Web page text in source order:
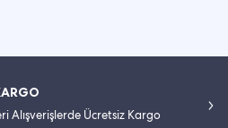
Alışverişlerde Ücretsiz Kargo